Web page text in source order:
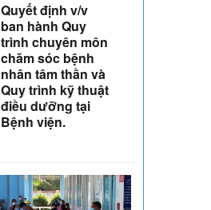
Quyết định v/v
ban hành Quy
trình chuyên môn
chăm sóc bệnh
nhân tâm thần và
Quy trình kỹ thuật
điều dưỡng tại
Bệnh viện.